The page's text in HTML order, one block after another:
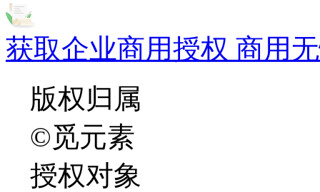
获取企业商用授权 商用
版权归属
©觅元素
授权对象